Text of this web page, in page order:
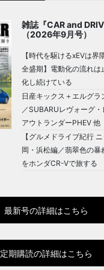
雑誌『CAR and
（2026年9月号）
【時代を駆けるxEVは界
全盛期】電動化の流れは
化し続けている
日産キックス＋エルグラ
／SUBARUレヴォーグ
アウトランダーPHEV 他
【グルメドライブ紀行
岡・浜松編／翡翠色の暴
をホンダCR-Vで旅する
最新号の詳細はこちら
定期購読の詳細はこちら